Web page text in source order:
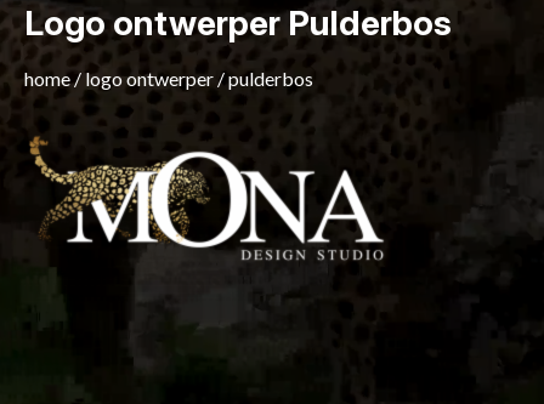
Logo ontwerper Pulderbos
home /logo ontwerper /pulderbos